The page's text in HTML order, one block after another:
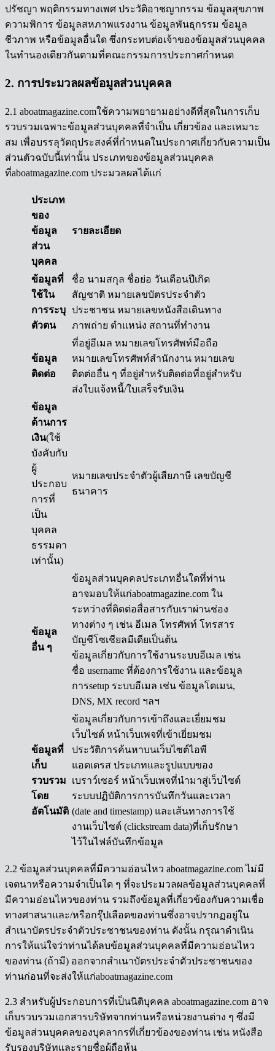
ปรัชญา พฤติกรรมทางเพศ ประวัติอาชญากรรม ข้อมูลสุขภาพ
ความพิการ ข้อมูลสหภาพแรงงาน ข้อมูลพันธุกรรม ข้อมูล
ชีวภาพ หรือข้อมูลอื่นใด ซึ่งกระทบต่อเจ้าของข้อมูลส่วนบุคคล
ในทำนองเดียวกันตามที่คณะกรรมการประกาศกำหนด
2. การประมวลผลข้อมูลส่วนบุคคล
2.1 aboatmagazine.comใช้ความพยายามอย่างดีที่สุดในการเก็บ
รวบรวมเฉพาะข้อมูลส่วนบุคคลที่จำเป็น เกี่ยวข้อง และเหมาะ
สม เพื่อบรรลุวัตถุประสงค์ที่กำหนดในประกาศเกี่ยวกับความเป็น
ส่วนตัวฉบับนี้เท่านั้น ประเภทของข้อมูลส่วนบุคคล
ที่aboatmagazine.com ประมวลผลได้แก่
ประเภท
ของ
ข้อมูล
ส่วน
บุคคล
รายละเอียด
ข้อมูลที่
ใช้ใน
การระบุ
ตัวตน
ชื่อ นามสกุล ชื่อย่อ วันเดือนปีเกิด
สัญชาติ หมายเลขบัตรประจำตัว
ประชาชน หมายเลขหนังสือเดินทาง
ภาพถ่าย ตำแหน่ง สถานที่ทำงาน
ข้อมูล
ติดต่อ
ที่อยู่อีเมล หมายเลขโทรศัพท์มือถือ
หมายเลขโทรศัพท์สำนักงาน หมายเลข
ติดต่ออื่น ๆ ที่อยู่สำหรับติดต่อที่อยู่สำหรับ
ส่งใบแจ้งหนี้/ใบเสร็จรับเงิน
ข้อมูล
ด้านการ
เงิน(ใช้
บังคับกับ
ผู้
ประกอบ
การที่
เป็น
บุคคล
ธรรมดา
เท่านั้น)
หมายเลขประจำตัวผู้เสียภาษี เลขบัญชี
ธนาคาร
ข้อมูล
อื่น ๆ
ข้อมูลส่วนบุคคลประเภทอื่นใดที่ท่าน
อาจมอบให้แก่aboatmagazine.com ใน
ระหว่างที่ติดต่อสื่อสารกับเราผ่านช่อง
ทางต่าง ๆ เช่น อีเมล โทรศัพท์ โทรสาร
บัญชีโซเชียลมีเดียเป็นต้น
ข้อมูลเกี่ยวกับการใช้งานระบบอีเมล เช่น
ชื่อ username ที่ต้องการใช้งาน และข้อมูล
การsetup ระบบอีเมล เช่น ข้อมูลโดเมน,
DNS, MX record ฯลฯ
ข้อมูลที่
เก็บ
รวบรวม
โดย
อัตโนมัติ
ข้อมูลเกี่ยวกับการเข้าถึงและเยี่ยมชม
เว็บไซต์ หน้าเว็บเพจที่เข้าเยี่ยมชม
ประวัติการค้นหาบนเว็บไซต์ไอพี
แอดเดรส ประเภทและรูปแบบของ
เบราว์เซอร์ หน้าเว็บเพจที่นำมาสู่เว็บไซต์
ระบบปฏิบัติการการบันทึกวันและเวลา
(date and timestamp) และเส้นทางการใช้
งานเว็บไซต์ (clickstream data)ที่เก็บรักษา
ไว้ในไฟล์บันทึกข้อมูล
2.2 ข้อมูลส่วนบุคคลที่มีความอ่อนไหว aboatmagazine.com ไม่มี
เจตนาหรือความจำเป็นใด ๆ ที่จะประมวลผลข้อมูลส่วนบุคคลที่
มีความอ่อนไหวของท่าน รวมถึงข้อมูลที่เกี่ยวข้องกับความเชื่อ
ทางศาสนาและ/หรือกรุ๊ปเลือดของท่านซึ่งอาจปรากฏอยู่ใน
สำเนาบัตรประจำตัวประชาชนของท่าน ดังนั้น กรุณาดำเนิน
การให้แน่ใจว่าท่านได้ลบข้อมูลส่วนบุคคลที่มีความอ่อนไหว
ของท่าน (ถ้ามี) ออกจากสำเนาบัตรประจำตัวประชาชนของ
ท่านก่อนที่จะส่งให้แก่aboatmagazine.com
2.3 สำหรับผู้ประกอบการที่เป็นนิติบุคคล aboatmagazine.com อาจ
เก็บรวบรวมเอกสารบริษัทจากท่านหรือหน่วยงานต่าง ๆ ซึ่งมี
ข้อมูลส่วนบุคคลของบุคลากรที่เกี่ยวข้องของท่าน เช่น หนังสือ
รับรองบริษัทและรายชื่อผู้ถือหุ้น